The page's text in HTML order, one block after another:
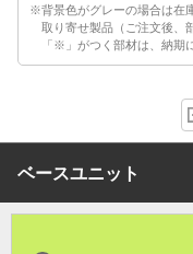
※背景色がグレーの場合は在
取り寄せ製品（ご注文後、
「※」がつく部材は、納期
ベースユニット